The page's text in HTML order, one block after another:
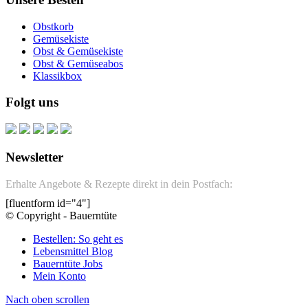
Obstkorb
Gemüsekiste
Obst & Gemüsekiste
Obst & Gemüseabos
Klassikbox
Folgt uns
Newsletter
Erhalte Angebote & Rezepte direkt in dein Postfach:
[fluentform id="4"]
© Copyright - Bauerntüte
Bestellen: So geht es
Lebensmittel Blog
Bauerntüte Jobs
Mein Konto
Nach oben scrollen